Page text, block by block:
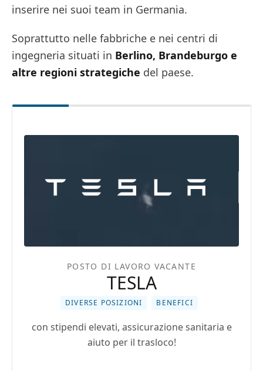
inserire nei suoi team in Germania.
Soprattutto nelle fabbriche e nei centri di
ingegneria situati in Berlino, Brandeburgo e
altre regioni strategiche del paese.
POSTO DI LAVORO VACANTE
TESLA
DIVERSE POSIZIONI BENEFICI
con stipendi elevati, assicurazione sanitaria e
aiuto per il trasloco!